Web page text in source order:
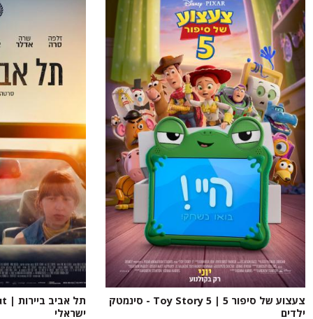
צעצוע של סיפור 5 | Toy Story 5 - סינמטק
ילדים
ישראלי